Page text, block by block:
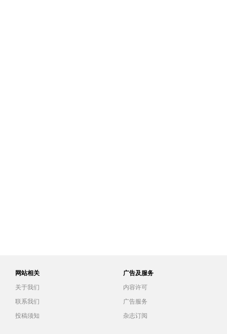
网站相关
关于我们
联系我们
投稿须知
广告及服务
内容许可
广告服务
杂志订阅